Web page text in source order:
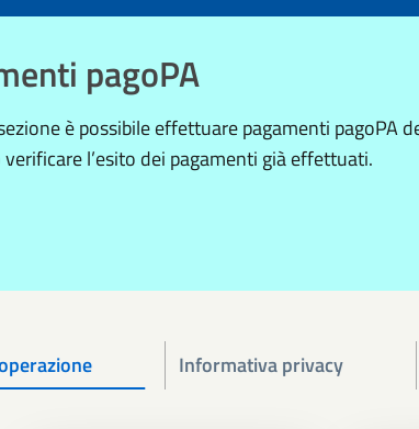
pagoPA
è possibile effettuare pagamenti pagoPA
verificare l’esito dei pagamenti già effettuati.
Informativa privacy